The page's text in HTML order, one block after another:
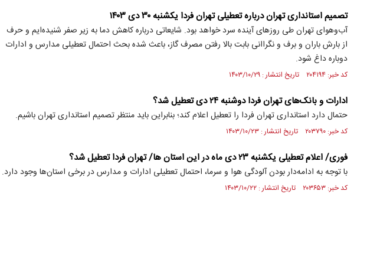
تصمیم استانداری تهران درباره تعطیلی تهران فردا یکشنبه ۳۰ دی ۱۴۰۳
آب‌وهوای تهران طی روزهای آینده سرد خواهد بود. شایعاتی درباره کاهش دما به زیر صفر شنیده‌ایم و حرف
از بارش باران و برف و نگراانی بابت بالا رفتن مصرف گاز، باعث شده بحث احتمال تعطیلی مدارس و ادارات
دوباره داغ شود.
کد خبر: ۲۰۴۱۹۴ تاریخ انتشار : ۱۴۰۳/۱۰/۲۹
ادارات و بانک‌های تهران فردا دوشنبه ۲۴ دی تعطیل شد؟
حتمال دارد استانداری تهران فردا را تعطیل اعلام کند؛ بنابراین باید منتظر تصمیم استانداری تهران باشیم.
کد خبر: ۲۰۳۷۹۰ تاریخ انتشار : ۱۴۰۳/۱۰/۲۳
فوری/ اعلام تعطیلی یکشنبه ۲۳ دی ماه در این استان ها/ تهران فردا تعطیل شد؟
با توجه به ادامه‌دار بودن آلودگی هوا و سرما، احتمال تعطیلی ادارات و مدارس در برخی استان‌ها وجود دارد.
کد خبر: ۲۰۳۶۵۳ تاریخ انتشار : ۱۴۰۳/۱۰/۲۲